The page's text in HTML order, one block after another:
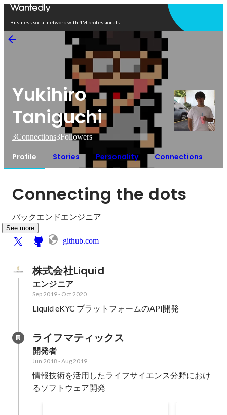
Business social network with 4M professionals
Yukihiro
Taniguchi
3Connections3Followers
Profile Stories Personality Connections
Connecting the dots
バックエンドエンジニア
See more
github.com
株式会社Liquid
エンジニア
Sep 2019- Oct 2020
Liquid eKYC プラットフォームのAPI開発
ライフマティックス
開発者
Jun 2018-Aug 2019
情報技術を活用したライフサイエンス分野におけ
るソフトウェア開発